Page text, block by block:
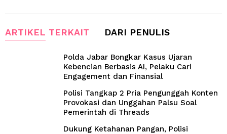
ARTIKEL TERKAIT DARI PENULIS
Polda Jabar Bongkar Kasus Ujaran
Kebencian Berbasis AI, Pelaku Cari
Engagement dan Finansial
Polisi Tangkap 2 Pria Pengunggah Konten
Provokasi dan Unggahan Palsu Soal
Pemerintah di Threads
Dukung Ketahanan Pangan, Polisi